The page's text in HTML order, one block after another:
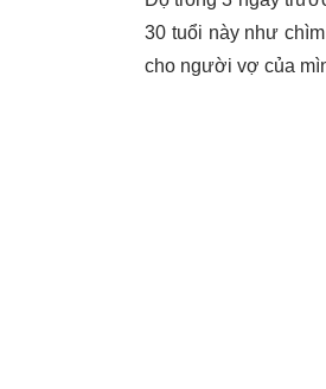
30 tuổi này như
cho người vợ của